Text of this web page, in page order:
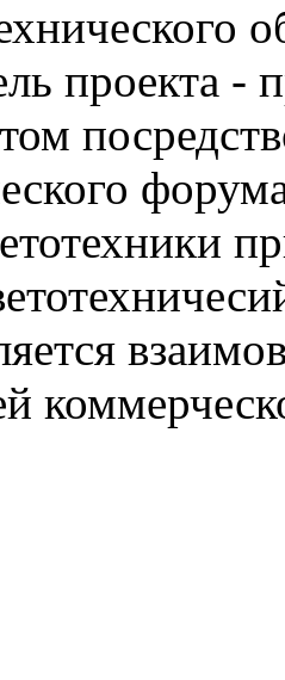
проекта -